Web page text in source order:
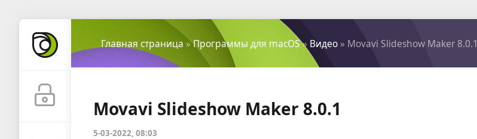
Главная страница »Программы для macOS» Видео» Movavi Slideshow Maker 8.0.1
Movavi Slideshow Maker 8.0.1
5-03-2022, 08:03